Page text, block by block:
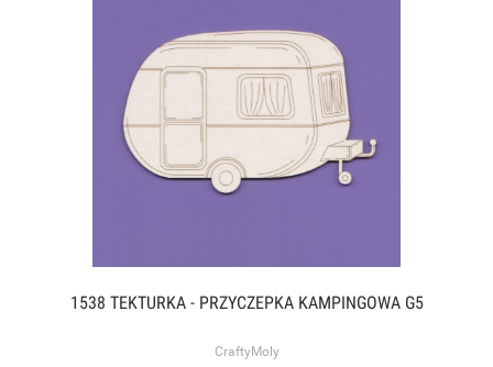
1538 TEKTURKA - PRZYCZEPKA KAMPINGOWA G5
CraftyMoly